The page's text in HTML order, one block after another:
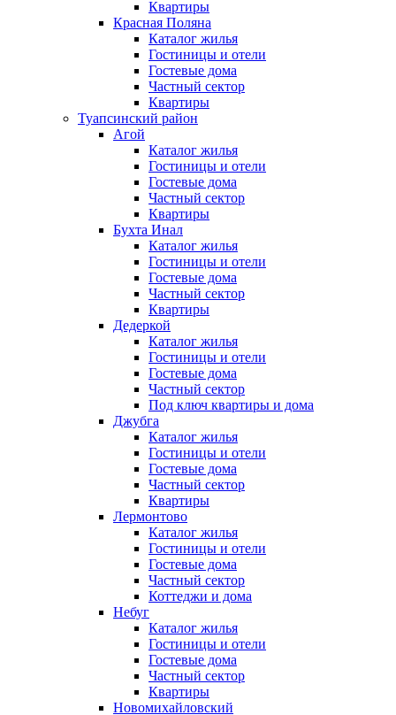
Квартиры
Красная Поляна
Каталог жилья
Гостиницы и отели
Гостевые дома
Частный сектор
Квартиры
Туапсинский район
Агой
Каталог жилья
Гостиницы и отели
Гостевые дома
Частный сектор
Квартиры
Бухта Инал
Каталог жилья
Гостиницы и отели
Гостевые дома
Частный сектор
Квартиры
Дедеркой
Каталог жилья
Гостиницы и отели
Гостевые дома
Частный сектор
Под ключ квартиры и дома
Джубга
Каталог жилья
Гостиницы и отели
Гостевые дома
Частный сектор
Квартиры
Лермонтово
Каталог жилья
Гостиницы и отели
Гостевые дома
Частный сектор
Коттеджи и дома
Небуг
Каталог жилья
Гостиницы и отели
Гостевые дома
Частный сектор
Квартиры
Новомихайловский